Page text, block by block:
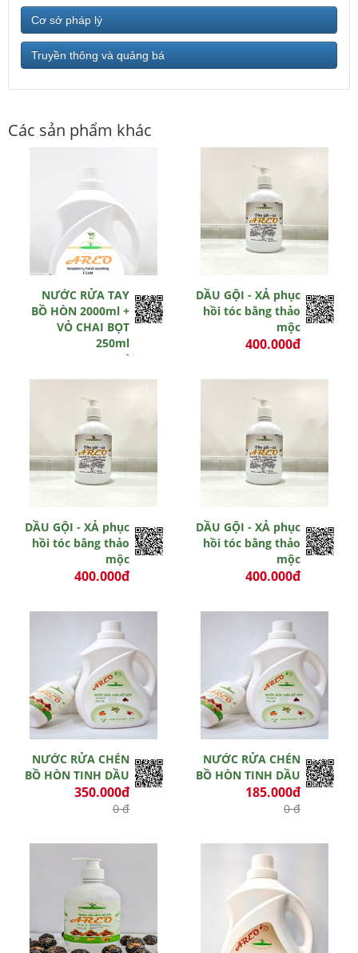
Cơ sở pháp lý
Truyền thông và quảng bá
Các sản phẩm khác
NƯỚC RỬA TAY
BỒ HÒN 2000ml +
VỎ CHAI BỌT
250ml
370.000đ
0 đ
Hết hiệu lực
DẦU GỘI - XẢ phục
hồi tóc bằng thảo
mộc
400.000đ
Hết hiệu lực
DẦU GỘI - XẢ phục
hồi tóc bằng thảo
mộc
400.000đ
Hết hiệu lực
DẦU GỘI - XẢ phục
hồi tóc bằng thảo
mộc
400.000đ
Còn hiệu lực
NƯỚC RỬA CHÉN
BỒ HÒN TINH DẦU
350.000đ
0 đ
NƯỚC RỬA CHÉN
BỒ HÒN TINH DẦU
185.000đ
0 đ